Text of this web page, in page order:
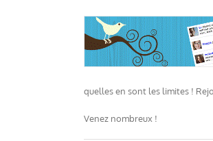
quelles en sont les limites !
Venez nombreux !